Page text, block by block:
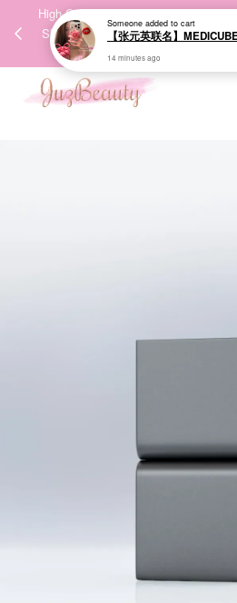
High-Quality Transport Ensures the
Skincare Products. 优质运输，降低
能真正有效。
Your cart is